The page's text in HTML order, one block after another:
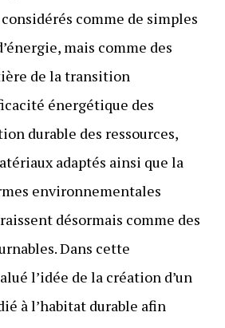
comme de simples
mais comme des
de la transition
énergétique des
durable des ressources,
adaptés ainsi que la
environnementales
désormais comme des
Dans cette
l’idée de la création d’un
à l’habitat durable afin